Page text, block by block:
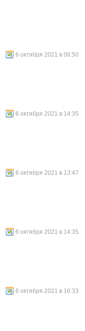
6 октября 2021 в 06:50
6 октября 2021 в 14:35
6 октября 2021 в 13:47
6 октября 2021 в 14:35
6 октября 2021 в 16:33